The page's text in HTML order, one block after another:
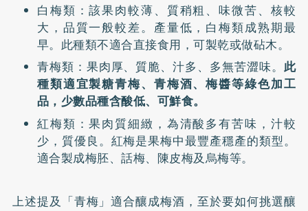
白梅類：該果肉較薄、質稍粗、味微苦、核較
大，品質一般較差。產量低，白梅類成熟期最
早。此種類不適合直接食用，可製乾或做砧木。
青梅類：果肉厚、質脆、汁多、多無苦澀味。 此
種類適宜製糖青梅、青梅酒、梅醬等綠色加工
品，少數品種含酸低、可鮮食。
紅梅類：果肉質細緻，為清酸多有苦味，汁較
少，質優良。紅梅是果梅中最豐產穩產的類型。
適合製成梅胚、話梅、陳皮梅及烏梅等。
上述提及「青梅」適合釀成梅酒，至於要如何挑選釀